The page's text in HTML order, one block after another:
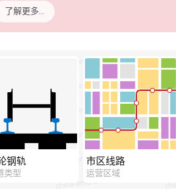
了解更多…
钢轨
类型
市区线路
运营区域